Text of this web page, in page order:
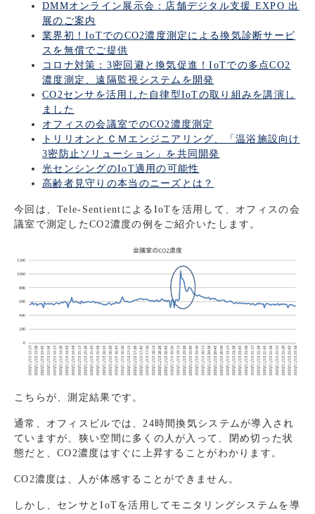
DMMオンライン展示会：店舗デジタル支援 EXPO 出
展のご案内
業界初！IoTでのCO2濃度測定による換気診断サービ
スを無償でご提供
コロナ対策：3密回避と換気促進！IoTでの多点CO2
濃度測定、遠隔監視システムを開発
CO2センサを活用した自律型IoTの取り組みを講演し
ました
オフィスの会議室でのCO2濃度測定
トリリオンとＣＭエンジニアリング、「温浴施設向け
3密防止ソリューション」を共同開発
光センシングのIoT適用の可能性
高齢者見守りの本当のニーズとは？
今回は、Tele-SentientによるIoTを活用して、オフィスの会
議室で測定したCO2濃度の例をご紹介いたします。
こちらが、測定結果です。
通常、オフィスビルでは、24時間換気システムが導入され
ていますが、狭い空間に多くの人が入って、閉め切った状
態だと、CO2濃度はすぐに上昇することがわかります。
CO2濃度は、人が体感することができません。
しかし、センサとIoTを活用してモニタリングシステムを導